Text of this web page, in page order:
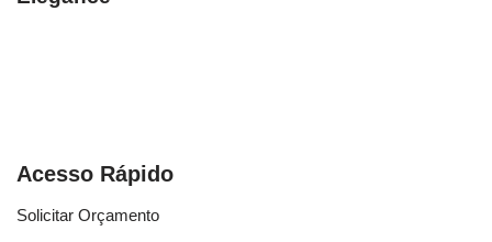
Acesso Rápido
Solicitar Orçamento